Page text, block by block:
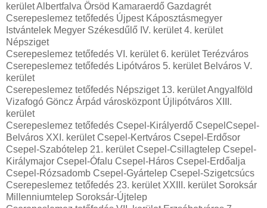
kerület Albertfalva Örsöd Kamaraerdő Gazdagrét
Cserepeslemez tetőfedés Újpest Káposztásmegyer
Istvántelek Megyer Székesdűlő IV. kerület 4. kerület
Népsziget
Cserepeslemez tetőfedés VI. kerület 6. kerület Terézváros
Cserepeslemez tetőfedés Lipótváros 5. kerület Belváros V.
kerület
Cserepeslemez tetőfedés Népsziget 13. kerület Angyalföld
Vizafogó Göncz Árpád városközpont Újlipótváros XIII.
kerület
Cserepeslemez tetőfedés Csepel-Királyerdő CsepelCsepel-
Belváros XXI. kerület Csepel-Kertváros Csepel-Erdősor
Csepel-Szabótelep 21. kerület Csepel-Csillagtelep Csepel-
Királymajor Csepel-Ófalu Csepel-Háros Csepel-Erdőalja
Csepel-Rózsadomb Csepel-Gyártelep Csepel-Szigetcsúcs
Cserepeslemez tetőfedés 23. kerület XXIII. kerület Soroksár
Millenniumtelep Soroksár-Újtelep